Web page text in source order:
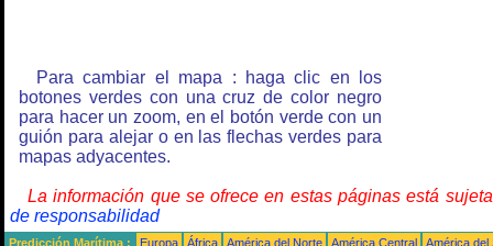
Para cambiar el mapa : haga clic en los
botones verdes con una cruz de color negro
para hacer un zoom, en el botón verde con un
guión para alejar o en las flechas verdes para
mapas adyacentes.
La información que se ofrece en estas páginas está
de responsabilidad
Predicción Marítima : Europa África América del Norte América Central
América del